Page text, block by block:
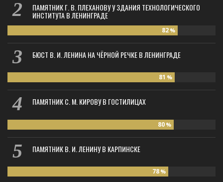
ПАМЯТНИК Г. В. ПЛЕХАНОВУ У ЗДАНИЯ ТЕХНОЛОГИЧЕСКОГО
ИНСТИТУТА В ЛЕНИНГРАДЕ
82 %
БЮСТ В. И. ЛЕНИНА НА ЧЁРНОЙ РЕЧКЕ В ЛЕНИНГРАДЕ
81 %
ПАМЯТНИК С. М. КИРОВУ В ГОСТИЛИЦАХ
80 %
ПАМЯТНИК В. И. ЛЕНИНУ В КАРПИНСКЕ
78 %